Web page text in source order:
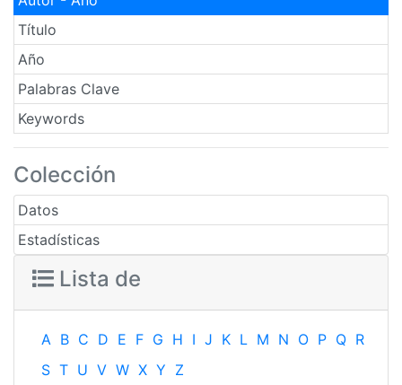
Título
Año
Palabras Clave
Keywords
Colección
Datos
Estadísticas
Lista de
A B C D E F G H I J K L M N O P Q R
S T U V W X Y Z